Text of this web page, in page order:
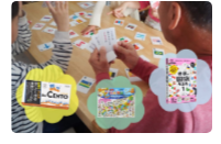
自由研究・工作
読書感想文
本・読書
運動・あそび・ゲ
人間関係
おでかけ
家族